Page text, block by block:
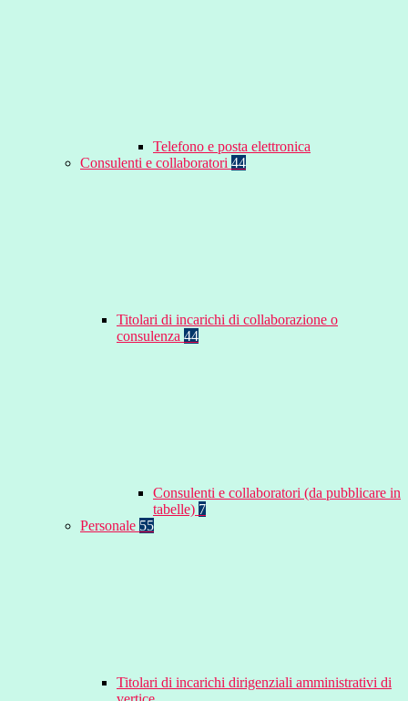
Telefono e posta elettronica
Consulenti e collaboratori 44
Titolari di incarichi di collaborazione o
consulenza 44
Consulenti e collaboratori (da pubblicare in
tabelle) 7
Personale 55
Titolari di incarichi dirigenziali amministrativi di